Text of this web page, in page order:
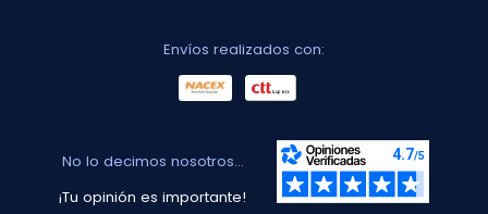
Envíos realizados con:
No lo decimos nosotros...
¡Tu opinión es importante!